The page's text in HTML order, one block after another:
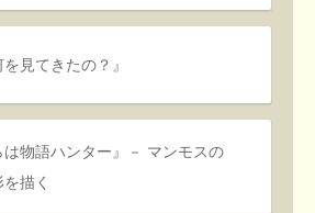
を見てきたの？』
は物語ハンター』－ マンモスの
描く